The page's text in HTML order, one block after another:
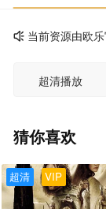
Tolkien）同名魔
本、最佳剪辑、
当前资源由欧
超清播放
猜你喜欢
VIP
超清